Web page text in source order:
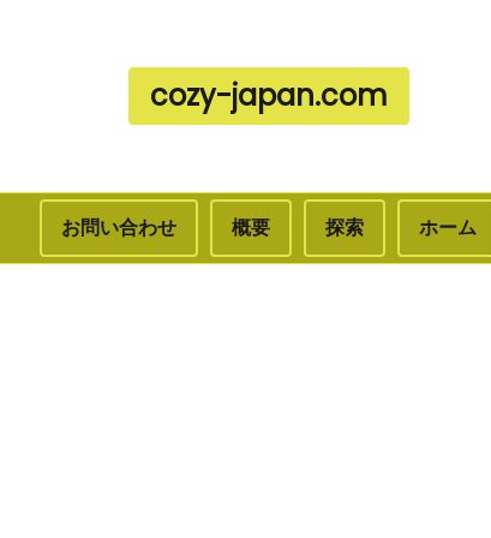
cozy-japan.com
お問い合わせ 概要 探索
ホーム